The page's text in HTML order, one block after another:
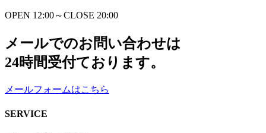
OPEN 12:00～CLOSE 20:00
メールでのお問い合わせは
24時間受付ております。
メールフォームはこちら
SERVICE